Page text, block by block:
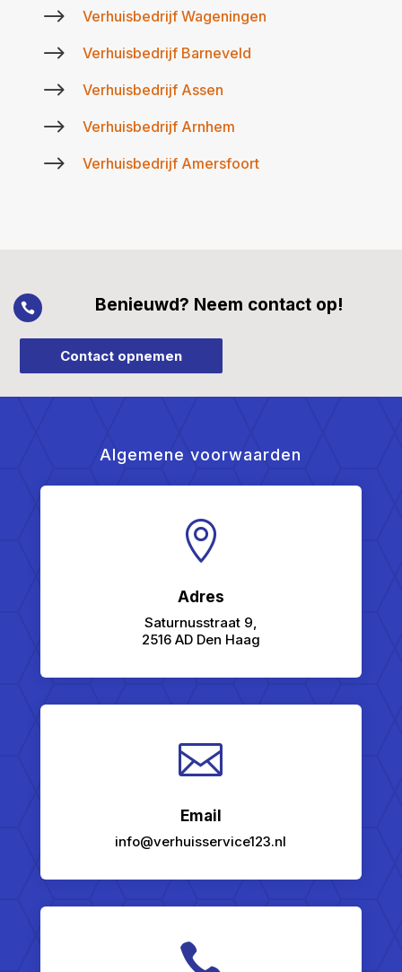
$ Verhuisbedrijf Wageningen
$ Verhuisbedrijf Barneveld
$ Verhuisbedrijf Assen
$ Verhuisbedrijf Arnhem
$ Verhuisbedrijf Amersfoort
 Benieuwd? Neem contact op!
Contact opnemen
Algemene voorwaarden

Adres
Saturnusstraat 9,
2516 AD Den Haag

Email
info@verhuisservice123.nl
